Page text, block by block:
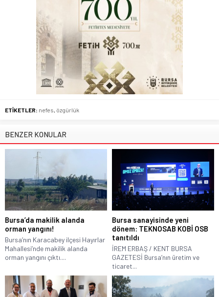
ETİKETLER: nefes, özgürlük
BENZER KONULAR
Bursa’da makilik alanda
orman yangını!
Bursa’nın Karacabey ilçesi Hayırlar
Mahallesi’nde makilik alanda
orman yangını çıktı....
Bursa sanayisinde yeni
dönem: TEKNOSAB KOBİ OSB
tanıtıldı
İREM ERBAŞ / KENT BURSA
GAZETESİ Bursa’nın üretim ve
ticaret...